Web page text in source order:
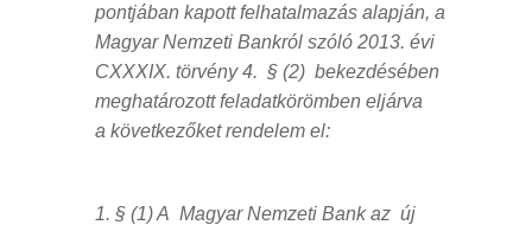
pontjában kapott felhatalmazás alapján, a
Magyar Nemzeti Bankról szóló 2013. évi
CXXXIX. törvény 4. § (2) bekezdésében
meghatározott feladatkörömben eljárva
a következőket rendelem el:
1. § (1) A Magyar Nemzeti Bank az új